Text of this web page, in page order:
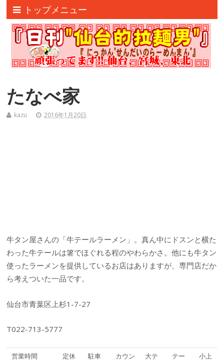
トップメニュー
たなべ家
kazu 2016年1月20日
牛タン屋さんの「牛テールラーメン」。真ん中にドスンと横た
わった牛テールは箸でほぐれる程のやわらかさ。他にも牛タン
使ったラーメンを提供しているお店はありますが、専門店だか
ら考えついた一品です。
仙台市青葉区上杉1-7-27
T022-713-5777
営業時間
定休
駐車
カウン
大テ
テー
小上